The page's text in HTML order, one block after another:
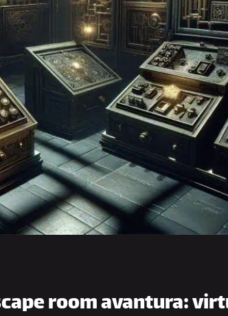
room avantura: